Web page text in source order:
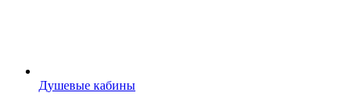
Душевые кабины